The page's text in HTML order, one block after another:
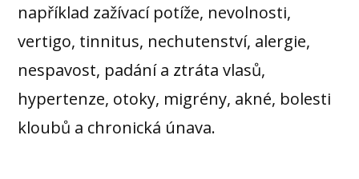
například zažívací potíže, nevolnosti,
vertigo, tinnitus, nechutenství, alergie,
nespavost, padání a ztráta vlasů,
hypertenze, otoky, migrény, akné, bolesti
kloubů a chronická únava.